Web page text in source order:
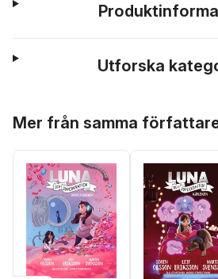
Utforska
Mer från samma